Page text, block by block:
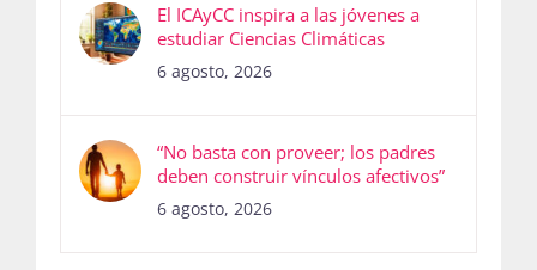
El ICAyCC inspira a las jóvenes a
estudiar Ciencias Climáticas
6 agosto, 2026
“No basta con proveer; los padres
deben construir vínculos afectivos”
6 agosto, 2026